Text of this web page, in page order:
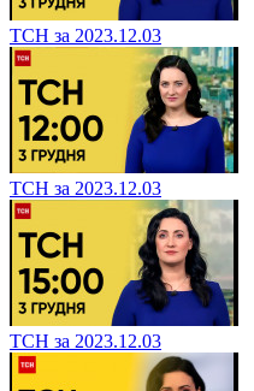
ТСН за 2023.12.03
ТСН за 2023.12.03
ТСН за 2023.12.03